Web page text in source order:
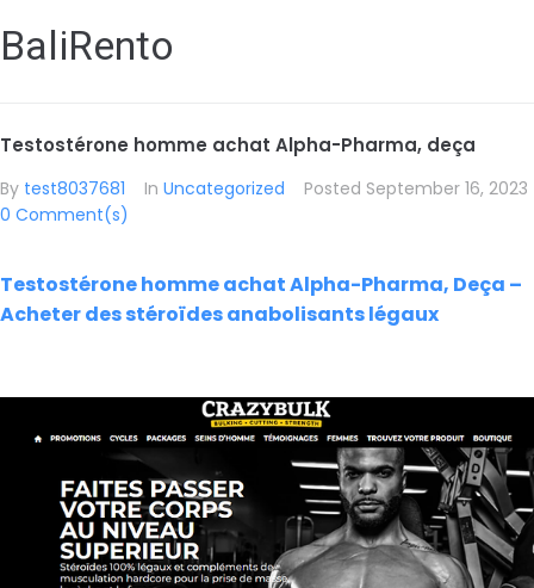
BaliRento
Testostérone homme achat Alpha-Pharma, deça
By test8037681 In Uncategorized Posted September 16, 2023
0 Comment(s)
Testostérone homme achat Alpha-Pharma, Deça –
Acheter des stéroïdes anabolisants légaux